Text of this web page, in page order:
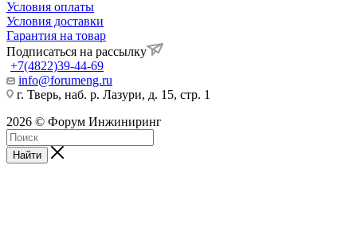
Условия оплаты
Условия доставки
Гарантия на товар
Подписаться на рассылку
+7(4822)39-44-69
info@forumeng.ru
г. Тверь, наб. р. Лазури, д. 15, стр. 1
2026 © Форум Инжиниринг
Найти